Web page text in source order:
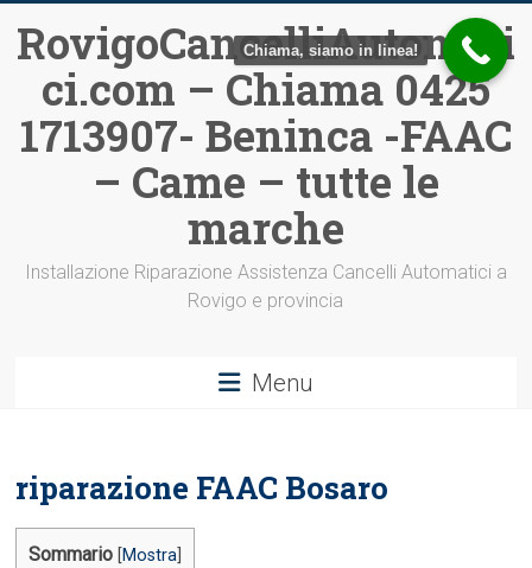
contenuto
RovigoCancelliAutomati
ci.com – Chiama 0425
1713907- Beninca -FAAC
– Came – tutte le
marche
Installazione Riparazione Assistenza Cancelli Automatici a
Rovigo e provincia
Menu
riparazione FAAC Bosaro
Sommario Mostra
Chiama, siamo in linea!